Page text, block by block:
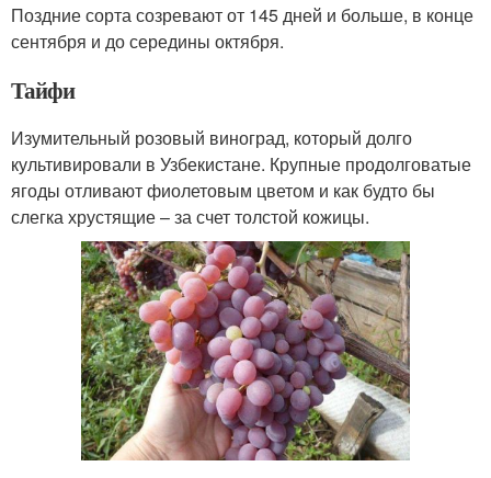
Поздние сорта созревают от 145 дней и больше, в конце
сентября и до середины октября.
Тайфи
Изумительный розовый виноград, который долго
культивировали в Узбекистане. Крупные продолговатые
ягоды отливают фиолетовым цветом и как будто бы
слегка хрустящие – за счет толстой кожицы.